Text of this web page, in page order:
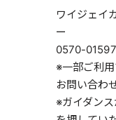
ワイジェイ
ー
0570-
※一部ご利
お問い合わ
※ガイダン